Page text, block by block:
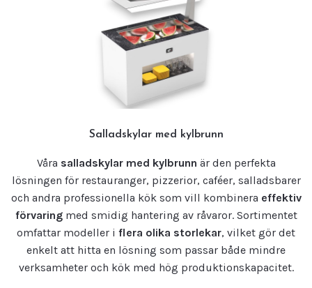
Salladskylar med kylbrunn
Våra salladskylar med kylbrunn är den perfekta
lösningen för restauranger, pizzerior, caféer, salladsbarer
och andra professionella kök som vill kombinera effektiv
förvaringmed smidig hantering av råvaror. Sortimentet
omfattar modeller i flera olika storlekar, vilket gör det
enkelt att hitta en lösning som passar både mindre
verksamheter och kök med hög produktionskapacitet.